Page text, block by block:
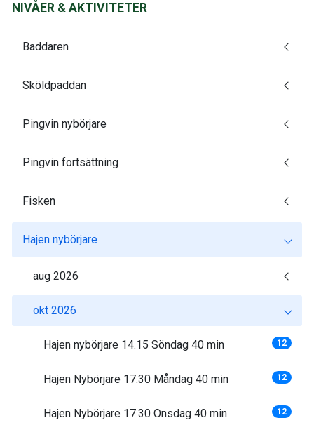
NIVÅER & AKTIVITETER
Baddaren
Sköldpaddan
Pingvin nybörjare
Pingvin fortsättning
Fisken
Hajen nybörjare
aug 2026
okt 2026
Hajen nybörjare 14.15 Söndag 40 min 12
Hajen Nybörjare 17.30 Måndag 40 min 12
Hajen Nybörjare 17.30 Onsdag 40 min 12